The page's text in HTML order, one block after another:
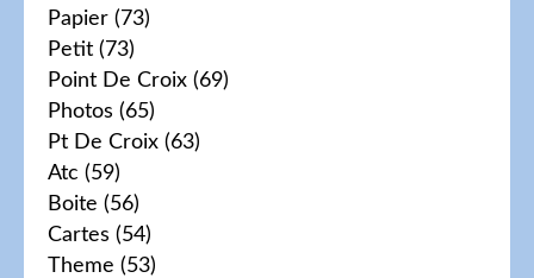
Papier (73)
Petit (73)
Point De Croix (69)
Photos (65)
Pt De Croix (63)
Atc (59)
Boite (56)
Cartes (54)
Theme (53)